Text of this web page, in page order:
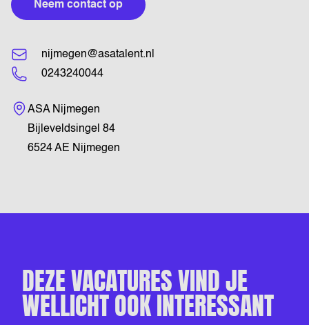
Neem contact op
nijmegen@asatalent.nl
0243240044
Bezoekadres
ASA Nijmegen
Bijleveldsingel 84
6524 AE Nijmegen
DEZE VACATURES VIND JE
WELLICHT OOK INTERESSANT